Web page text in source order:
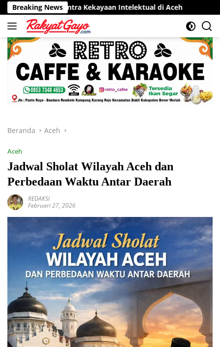
Langsung
ke
konten
Breaking News
Kekayaan Intelektual di Aceh RSUD Munyang
Beranda Aceh
Aceh
Jadwal Sholat Wilayah Aceh dan
Perbedaan Waktu Antar Daerah
REDAKSI
Februari 27, 2026